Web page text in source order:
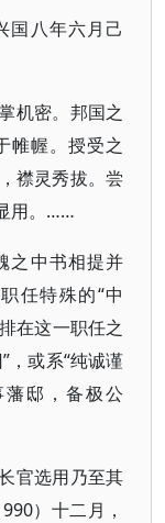
国八年六月己
机密。邦国之
帷幄。授受之
襟灵秀拔。尝
用。……
之中书相提并
任特殊的“中
在这一职任之
，或系“纯诚谨
邸，备极公
官选用乃至其
）十二月，